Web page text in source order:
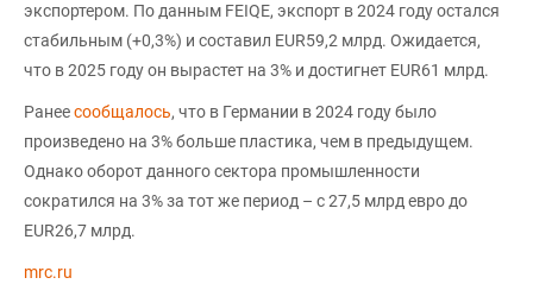
экспортером. По данным FEIQE, экспорт в 2024 году остался
стабильным (+0,3%) и составил EUR59,2 млрд. Ожидается,
что в 2025 году он вырастет на 3% и достигнет EUR61 млрд.
Ранеесообщалось, что в Германии в 2024 году было
произведено на 3% больше пластика, чем в предыдущем.
Однако оборот данного сектора промышленности
сократился на 3% за тот же период – с 27,5 млрд евро до
EUR26,7 млрд.
mrc.ru